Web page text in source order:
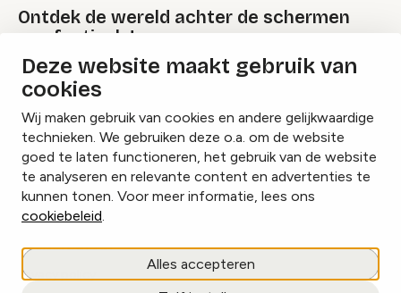
Deze website maakt gebruik van
cookies
Wij maken gebruik van cookies en andere gelijkwaardige
technieken. We gebruiken deze o.a. om de website
goed te laten functioneren, het gebruik van de website
te analyseren en relevante content en advertenties te
kunnen tonen. Voor meer informatie, lees ons
cookiebeleid.
Alles accepteren
Ontdek de wereld achter de schermen
van festivals!
Lees onze Festival Specials
InstagramFacebookLinkedIn
Cookies beheren
Privacy policy